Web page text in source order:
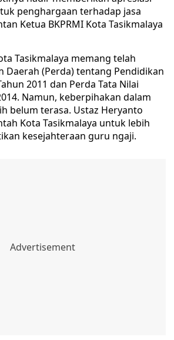
penghargaan terhadap jasa
Ketua BKPRMI Kota Tasikmalaya
Tasikmalaya memang telah
Daerah (Perda) tentang Pendidikan
2011 dan Perda Tata Nilai
Namun, keberpihakan dalam
belum terasa. Ustaz Heryanto
Kota Tasikmalaya untuk lebih
kesejahteraan guru ngaji.